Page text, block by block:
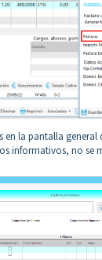
la pantalla
informativos, no se